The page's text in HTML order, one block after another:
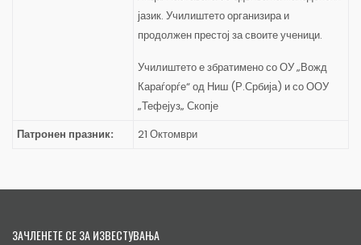
јазик. Училиштето организира и
продолжен престој за своите ученици.
Училиштето е збратимено со ОУ „Вожд
Караѓорѓе“ од Ниш (Р.Србија) и со ООУ
„Тефејуз„ Скопје
Патронен празник:
21 Октомври
ЗАЧЛЕНЕТЕ СЕ ЗА ИЗВЕСТУВАЊА